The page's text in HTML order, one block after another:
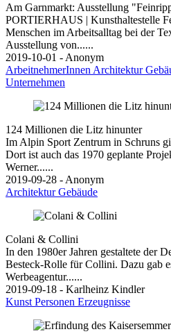
Am Garnmarkt: Ausstellung
PORTIERHAUS | Kunsthaltestelle
Menschen im Arbeitsalltag bei der
Ausstellung von......
2019-10-01 - Anonym
ArbeitnehmerInnen Architektur
Unternehmen
124 Millionen die Litz hinunter
Im Alpin Sport Zentrum in Schruns
Dort ist auch das 1970 geplante
Werner......
2019-09-28 - Anonym
ArchitekturGebäude
Colani & Collini
In den 1980er Jahren gestaltete der
Besteck-Rolle für Collini. Dazu gab
Werbeagentur......
2019-09-18 - Karlheinz Kindler
Kunst Personen Erzeugnisse